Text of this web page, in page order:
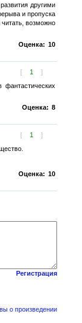
другими
и пропуска
возможно
Оценка: 10
[ 1 ]
Оценка: 8
[ 1 ]
Оценка: 10
Регистрация
о произведении